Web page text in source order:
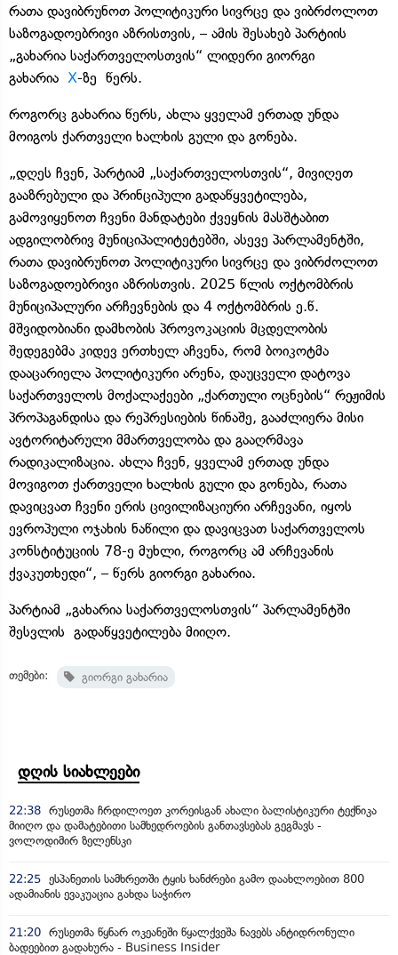
რათა დავიბრუნოთ პოლიტიკური სივრცე და ვიბრძოლოთ
საზოგადოებრივი აზრისთვის, – ამის შესახებ პარტიის
„გახარია საქართველოსთვის“ ლიდერი გიორგი
გახარია X-ზე წერს.
როგორც გახარია წერს, ახლა ყველამ ერთად უნდა
მოიგოს ქართველი ხალხის გული და გონება.
„დღეს ჩვენ, პარტიამ „საქართველოსთვის“, მივიღეთ
გააზრებული და პრინციპული გადაწყვეტილება,
გამოვიყენოთ ჩვენი მანდატები ქვეყნის მასშტაბით
ადგილობრივ მუნიციპალიტეტებში, ასევე პარლამენტში,
რათა დავიბრუნოთ პოლიტიკური სივრცე და ვიბრძოლოთ
საზოგადოებრივი აზრისთვის. 2025 წლის ოქტომბრის
მუნიციპალური არჩევნების და 4 ოქტომბრის ე.წ.
მშვიდობიანი დამხობის პროვოკაციის მცდელობის
შედეგებმა კიდევ ერთხელ აჩვენა, რომ ბოიკოტმა
დააცარიელა პოლიტიკური არენა, დაუცველი დატოვა
საქართველოს მოქალაქეები „ქართული ოცნების“ რეჟიმის
პროპაგანდისა და რეპრესიების წინაშე, გააძლიერა მისი
ავტორიტარული მმართველობა და გააღრმავა
რადიკალიზაცია. ახლა ჩვენ, ყველამ ერთად უნდა
მოვიგოთ ქართველი ხალხის გული და გონება, რათა
დავიცვათ ჩვენი ერის ცივილიზაციური არჩევანი, იყოს
ევროპული ოჯახის ნაწილი და დავიცვათ საქართველოს
კონსტიტუციის 78-ე მუხლი, როგორც ამ არჩევანის
ქვაკუთხედი“, – წერს გიორგი გახარია.
პარტიამ „გახარია საქართველოსთვის“ პარლამენტში
შესვლის გადაწყვეტილება მიიღო.
თემები: გიორგი გახარია
დღის სიახლეები
22:38 რუსეთმა ჩრდილოეთ კორეისგან ახალი ბალისტიკური ტექნიკა
მიიღო და დამატებითი სამხედროების განთავსებას გეგმავს -
ვოლოდიმირ ზელენსკი
22:25 ესპანეთის სამხრეთში ტყის ხანძრები გამო დაახლოებით 800
ადამიანის ევაკუაცია გახდა საჭირო
21:20 რუსეთმა წყნარ ოკეანეში წყალქვეშა ნავებს ანტიდრონული
ბადეებით გადახურა - Business Insider